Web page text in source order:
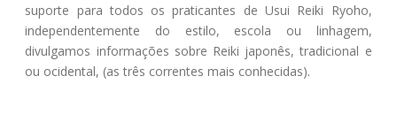
suporte para todos os praticantes de Usui Reiki Ryoho,
independentemente do estilo, escola ou linhagem,
divulgamos informações sobre Reiki japonês, tradicional e
ou ocidental, (as três correntes mais conhecidas).